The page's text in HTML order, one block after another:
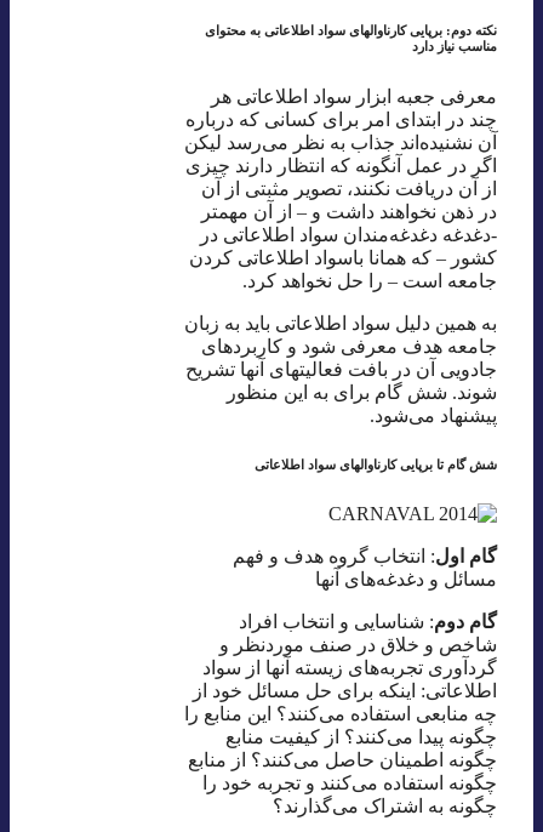
نکته دوم: برپایی کارناوالهای سواد اطلاعاتی به محتوای
مناسب نیاز دارد
معرفی جعبه ابزار سواد اطلاعاتی هر
چند در ابتدای امر برای کسانی که درباره
آن نشنیده‌اند جذاب به نظر می‌رسد لیکن
اگر در عمل آنگونه که انتظار دارند چیزی
از آن دریافت نکنند، تصویر مثبتی از آن
در ذهن نخواهند داشت و – از آن مهمتر
-دغدغه دغدغه‌مندان سواد اطلاعاتی در
کشور – که همانا باسواد اطلاعاتی کردن
جامعه است – را حل نخواهد کرد.
به همین دلیل سواد اطلاعاتی باید به زبان
جامعه هدف معرفی شود و کاربردهای
جادویی آن در بافت فعالیتهای آنها تشریح
شوند. شش گام برای به این منظور
پیشنهاد می‌شود.
شش گام تا برپایی کارناوالهای سواد اطلاعاتی
گام اول: انتخاب گروه هدف و فهم
مسائل و دغدغه‌های آنها
گام دوم: شناسایی و انتخاب افراد
شاخص و خلاق در صنف موردنظر و
گردآوری تجربه‌های زیسته آنها از سواد
اطلاعاتی: اینکه برای حل مسائل خود از
چه منابعی استفاده می‌کنند؟ این منابع را
چگونه پیدا می‌کنند؟ از کیفیت منابع
چگونه اطمینان حاصل می‌کنند؟ از منابع
چگونه استفاده می‌کنند و تجربه خود را
چگونه به اشتراک می‌گذارند؟